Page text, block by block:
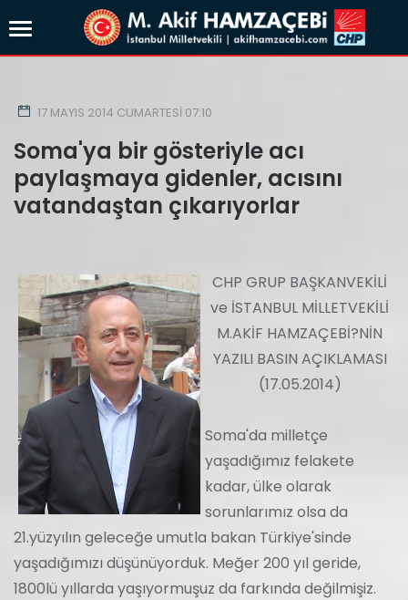
17 MAYIS 2014 CUMARTESI 07:10
Soma'ya bir gösteriyle acı
paylaşmaya gidenler, acısını
vatandaştan çıkarıyorlar
CHP GRUP BAŞKANVEKİLİ
ve İSTANBUL MİLLETVEKİLİ
M.AKİF HAMZAÇEBİ?NİN
YAZILI BASIN AÇIKLAMASI
(17.05.2014)
Soma'da milletçe
yaşadığımız felakete
kadar, ülke olarak
sorunlarımız olsa da
21.yüzyılın geleceğe umutla bakan Türkiye'sinde
yaşadığımızı düşünüyorduk. Meğer 200 yıl geride,
1800lü yıllarda yaşıyormuşuz da farkında değilmişiz.